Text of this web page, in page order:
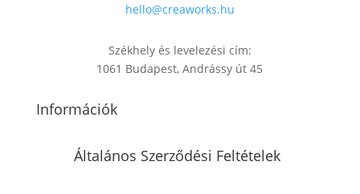
hello@creaworks.hu
Székhely és levelezési cím:
1061 Budapest, Andrássy út 45
Információk
Általános Szerződési Feltételek